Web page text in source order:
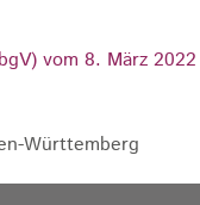
vom 8. März 2022
Württemberg